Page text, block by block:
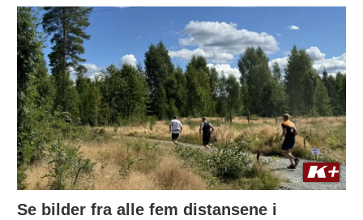
Se bilder fra alle fem distansene i